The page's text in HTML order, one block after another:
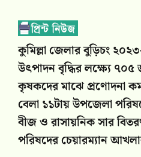
কুমিল্লা জেলার বুড়িচং
উৎপাদন বৃদ্ধির লক্ষ্যে ৭০৫
কৃষকদের মাঝে প্রণোদনা
বেলা ১১টায় উপজেলা
বীজ ও রাসায়নিক সার
পরিষদের চেয়ারম্যান